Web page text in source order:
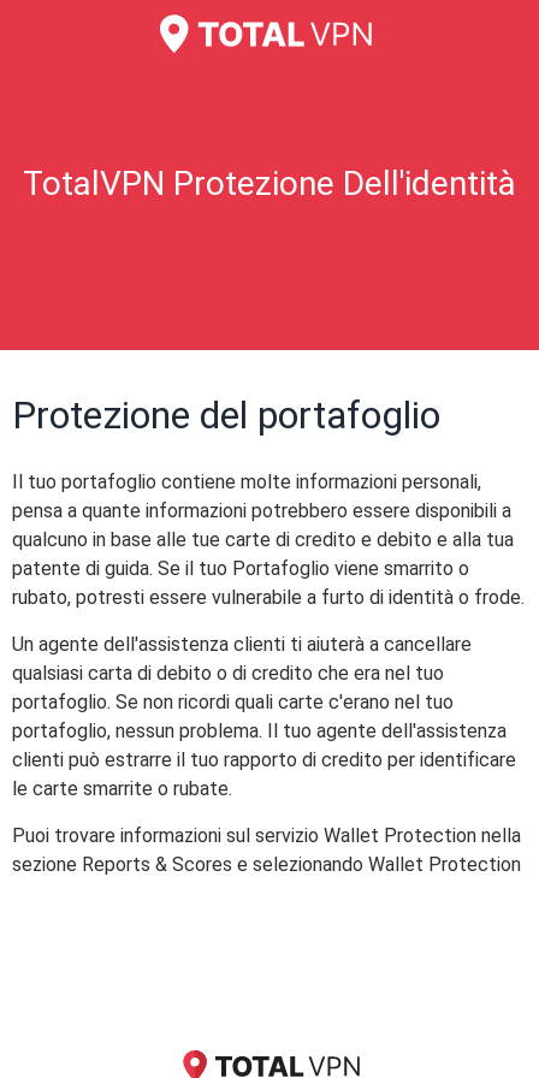
TotalVPN Protezione Dell'identità
Protezione del portafoglio
Il tuo portafoglio contiene molte informazioni personali,
pensa a quante informazioni potrebbero essere disponibili a
qualcuno in base alle tue carte di credito e debito e alla tua
patente di guida. Se il tuo Portafoglio viene smarrito o
rubato, potresti essere vulnerabile a furto di identità o frode.
Un agente dell'assistenza clienti ti aiuterà a cancellare
qualsiasi carta di debito o di credito che era nel tuo
portafoglio. Se non ricordi quali carte c'erano nel tuo
portafoglio, nessun problema. Il tuo agente dell'assistenza
clienti può estrarre il tuo rapporto di credito per identificare
le carte smarrite o rubate.
Puoi trovare informazioni sul servizio Wallet Protection nella
sezione Reports & Scores e selezionando Wallet Protection